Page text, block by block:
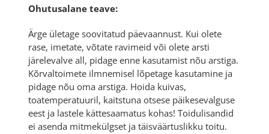
Ohutusalane teave:
Ärge ületage soovitatud päevaannust. Kui olete
rase, imetate, võtate ravimeid või olete arsti
järelevalve all, pidage enne kasutamist nõu arstiga.
Kõrvaltoimete ilmnemisel lõpetage kasutamine ja
pidage nõu oma arstiga. Hoida kuivas,
toatemperatuuril, kaitstuna otsese päikesevalguse
eest ja lastele kättesaamatus kohas! Toidulisandid
ei asenda mitmekülgset ja täisväärtuslikku toitu.